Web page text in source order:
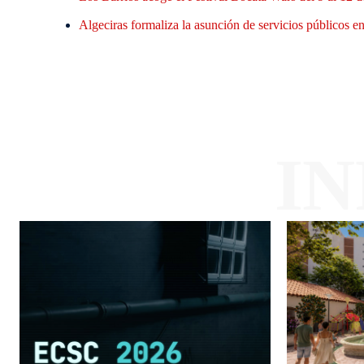
Algeciras formaliza la asunción de servicios públicos